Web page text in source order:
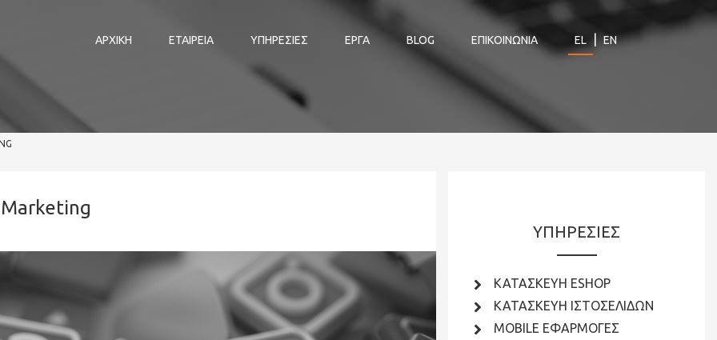
ΑΡΧΙΚΗ ΕΤΑΙΡΕΙΑ ΥΠΗΡΕΣΙΕΣ ΕΡΓΑ BLOG ΕΠΙΚΟΙΝΩΝΙΑ EL EN
Marketing
ΥΠΗΡΕΣΙΕΣ
ΚΑΤΑΣΚΕΥΗ ESHOP
ΚΑΤΑΣΚΕΥΗ ΙΣΤΟΣΕΛΙΔΩΝ
MOBILE ΕΦΑΡΜΟΓΕΣ